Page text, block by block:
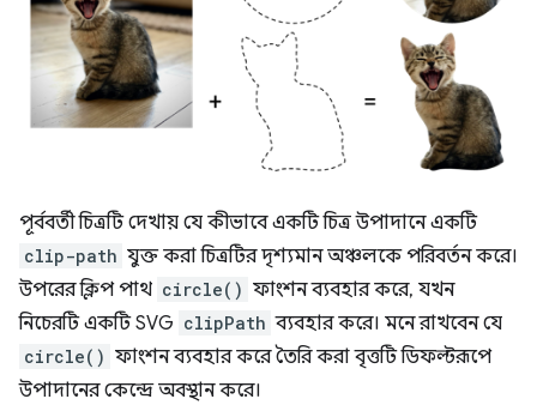
পূর্ববর্তী চিত্রটি দেখায় যে কীভাবে একটি চিত্র উপাদানে একটি
clip-path যুক্ত করা চিত্রটির দৃশ্যমান অঞ্চলকে পরিবর্তন করে।
উপরের ক্লিপ পাথ circle() ফাংশন ব্যবহার করে, যখন
নিচেরটি একটি SVG clipPath ব্যবহার করে। মনে রাখবেন যে
circle() ফাংশন ব্যবহার করে তৈরি করা বৃত্তটি ডিফল্টরূপে
উপাদানের কেন্দ্রে অবস্থান করে।